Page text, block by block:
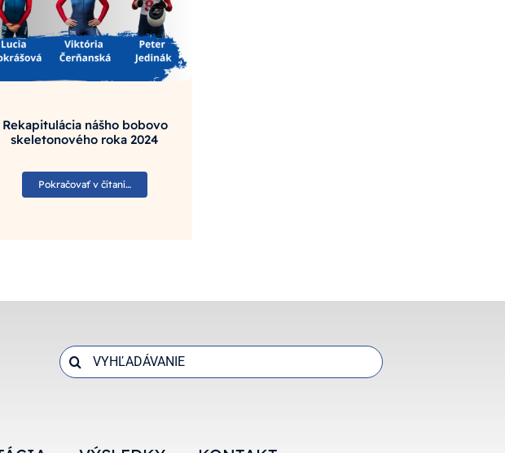
Rekapitulácia nášho bobovo
skeletonového roka 2024
Pokračovať v čítaní…
Search
for: